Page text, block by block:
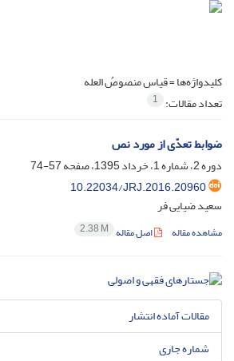
کلیدواژه‌ها =قیاس منصوصُ العله
تعداد مقالات: 1
ضوابط تعدّی از مورد نص
دوره 2، شماره 1، خرداد 1395، صفحه
57-74
10.22034/JRJ.2016.20960
سعید ضیایی فر
مشاهده مقاله اصل مقاله 2.38 M
مقالات آماده انتشار
شماره جاری